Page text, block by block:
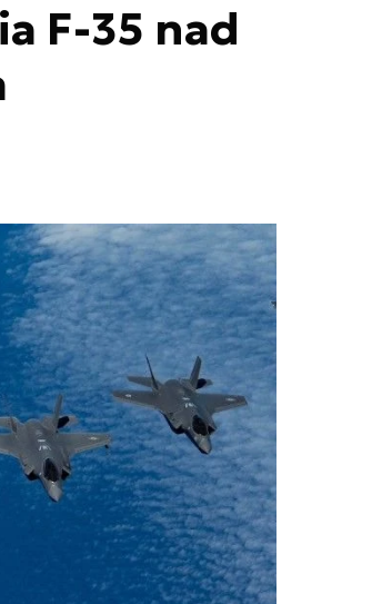
F-35 nad